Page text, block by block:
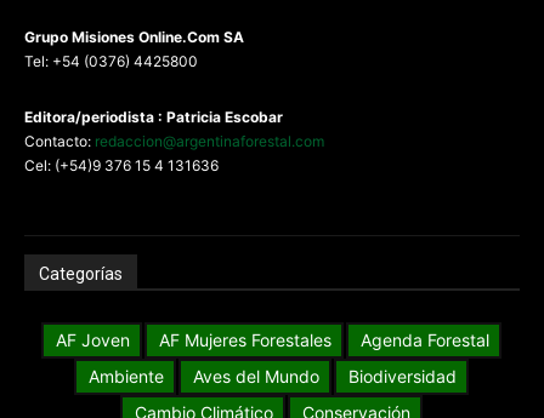
Grupo Misiones Online.Com SA
Tel: +54 (0376) 4425800
Editora/periodista : Patricia Escobar
Contacto: redaccion@argentinaforestal.com
Cel: (+54)9 376 15 4 131636
Categorías
AF Joven AF Mujeres Forestales
Agenda Forestal
Ambiente
Aves del Mundo
Biodiversidad
Cambio Climático
Conservación